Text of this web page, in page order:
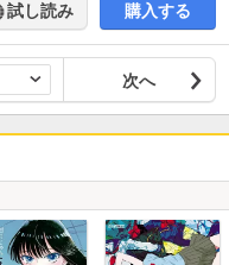
試し読み 購入する
次へ